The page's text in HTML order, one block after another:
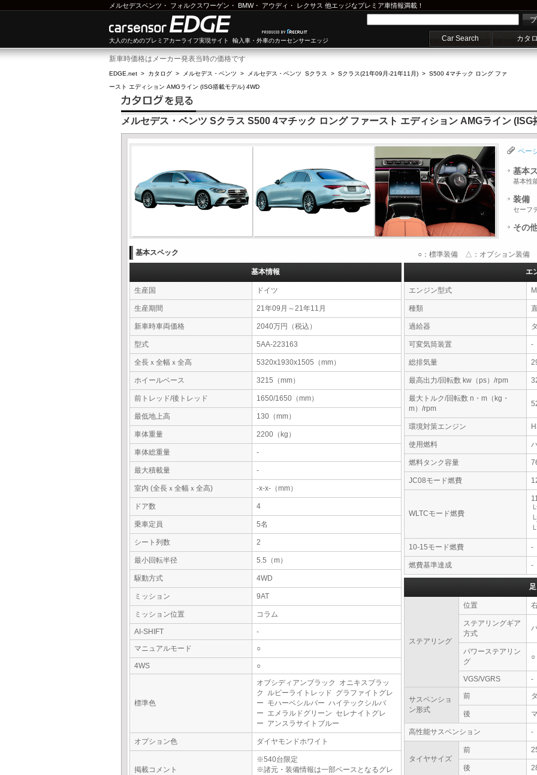
メルセデスベンツ ・ フォルクスワーゲン ・ BMW・ アウディ ・ レクサス 他エッジなプレミア車情報満載！
大人のためのプレミアカーライフ実現サイト 輸入車・外車のカーセンサーエッジ Car Search カタ
新車時価格はメーカー発表当時の価格です
EDGE.net > カタログ > メルセデス・ベンツ > メルセデス・ベンツ Sクラス > Sクラス(21年09月-21年11月) > S500 4マチック ロング ファ
ースト エディション AMGライン (ISG搭載モデル) 4WD
メルセデス・ベンツ Sクラス S500 4マチック ロング ファースト エディション AMGライン (ISG
ペー
基本
基本性
装備
セーフ
その
基本スペック ○：標準装備 △：オプション装備 -
基本情報
生産国 ドイツ
生産期間 21年09月～21年11月
新車時車両価格 2040万円（税込）
型式 5AA-223163
全長ｘ全幅ｘ全高 5320x1930x1505（mm）
ホイールベース 3215（mm）
前トレッド/後トレッド 1650/1650（mm）
最低地上高 130（mm）
車体重量 2200（kg）
車体総重量 -
最大積載量 -
室内 (全長ｘ全幅ｘ全高) -x-x-（mm）
ドア数 4
乗車定員 5名
シート列数 2
最小回転半径 5.5（m）
駆動方式 4WD
ミッション 9AT
ミッション位置 コラム
AI-SHIFT
-
マニュアルモード
○
4WS ○
標準色
オブシディアンブラック オニキスブラッ
ク ルビーライトレッド グラファイトグレ
ー モハーベシルバー ハイテックシルバ
ー エメラルドグリーン セレナイトグレ
ー アンスラサイトブルー
オプション色 ダイヤモンドホワイト
掲載コメント
※540台限定
※諸元・装備情報は一部ベースとなるグレ
エ
エンジン型式
種類
過給器
可変気筒装置 -
総排気量
最高出力/回転数 kw（ps）/rpm
最大トルク/回転数 n・m（kg・
m）/rpm
環境対策エンジン
使用燃料
燃料タンク容量
JC08モード燃費
WLTCモード燃費
10-15モード燃費 -
燃費基準達成 -
ステアリング
位置
ステアリングギア
方式
パワーステアリン
グ
○
VGS/VGRS -
サスペンショ
ン形式
前
後
高性能サスペンション -
タイヤサイズ
前
後